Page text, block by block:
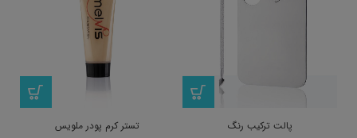
پالت ترکیب رنگ تستر کرم پودر ملویس